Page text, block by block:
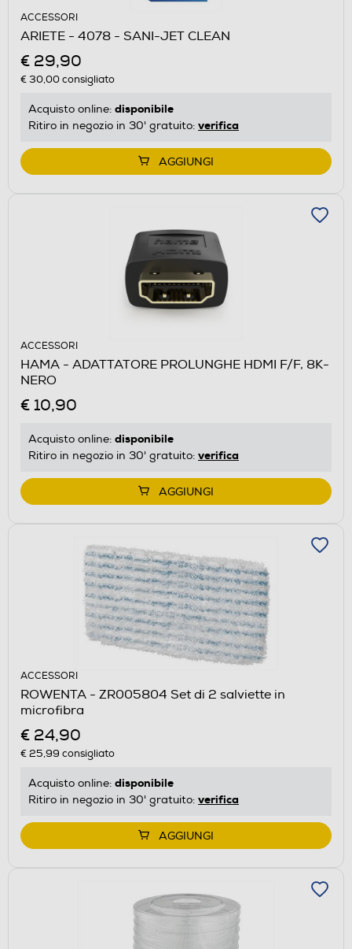
ACCESSORI
ARIETE - 4078 - SANI-JET CLEAN
€ 29,90
€ 30,00consigliato
Acquisto online: disponibile
Ritiro in negozio in 30' gratuito: verifica
AGGIUNGI
ACCESSORI
HAMA - ADATTATORE PROLUNGHE HDMI F/F, 8K-
NERO
€ 10,90
Acquisto online: disponibile
Ritiro in negozio in 30' gratuito: verifica
AGGIUNGI
ACCESSORI
ROWENTA - ZR005804 Set di 2 salviette in
microfibra
€ 24,90
€ 25,99 consigliato
Acquisto online: disponibile
Ritiro in negozio in 30' gratuito: verifica
AGGIUNGI